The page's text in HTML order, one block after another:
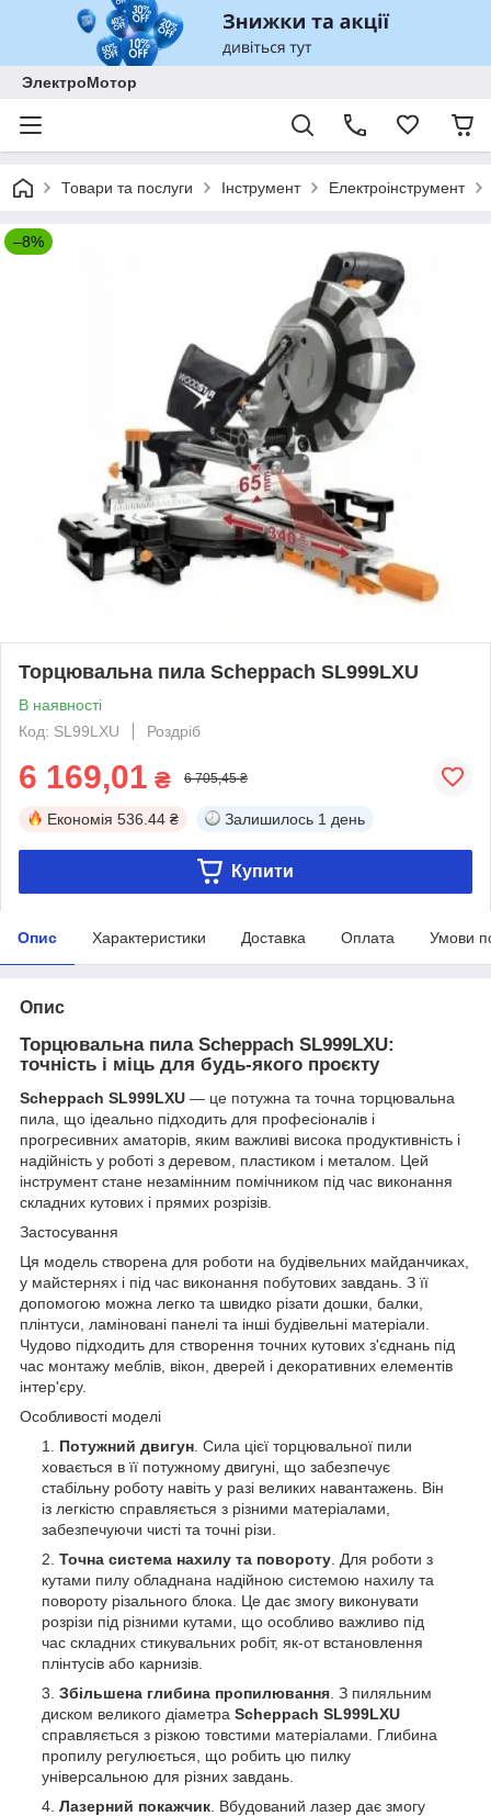
ЭлектроМотор
Товари та послуги Інструмент Електроінструмент
–8%
Торцювальна пила Scheppach SL999LXU
В наявності
Код: SL99LXU
Роздріб
6 169,01 ₴ 6 705,45 ₴
Економія 536.44 ₴ Залишилось 1 день
Купити
Опис Характеристики Доставка Оплата Умови
Опис
Торцювальна пила Scheppach SL999LXU:
точність і міць для будь-якого проєкту
Scheppach SL999LXU — це потужна та точна торцювальна
пила, що ідеально підходить для професіоналів і
прогресивних аматорів, яким важливі висока продуктивність і
надійність у роботі з деревом, пластиком і металом. Цей
інструмент стане незамінним помічником під час виконання
складних кутових і прямих розрізів.
Застосування
Ця модель створена для роботи на будівельних майданчиках,
у майстернях і під час виконання побутових завдань. З її
допомогою можна легко та швидко різати дошки, балки,
плінтуси, ламіновані панелі та інші будівельні матеріали.
Чудово підходить для створення точних кутових з'єднань під
час монтажу меблів, вікон, дверей і декоративних елементів
інтер'єру.
Особливості моделі
Потужний двигун . Сила цієї торцювальної пили
ховається в її потужному двигуні, що забезпечує
стабільну роботу навіть у разі великих навантажень. Він
із легкістю справляється з різними матеріалами,
забезпечуючи чисті та точні різи.
Точна система нахилу та повороту . Для роботи з
кутами пилу обладнана надійною системою нахилу та
повороту різального блока. Це дає змогу виконувати
розрізи під різними кутами, що особливо важливо під
час складних стикувальних робіт, як-от встановлення
плінтусів або карнизів.
Збільшена глибина пропилювання . З пиляльним
диском великого діаметра Scheppach SL999LXU
справляється з різкою товстими матеріалами. Глибина
пропилу регулюється, що робить цю пилку
універсальною для різних завдань.
Лазерний покажчик . Вбудований лазер дає змогу